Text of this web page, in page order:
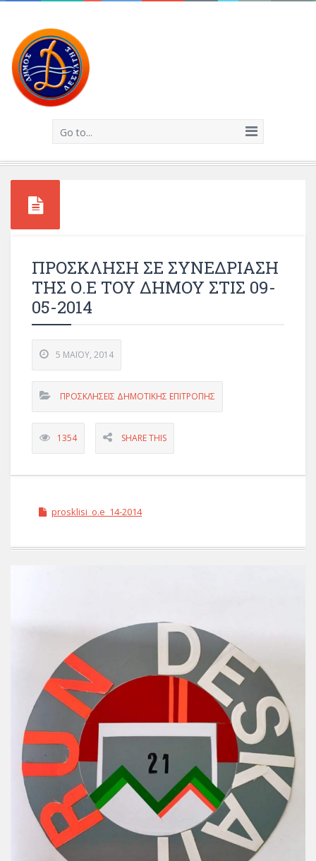
Go to...
ΠΡΟΣΚΛΗΣΗ ΣΕ ΣΥΝΕΔΡΙΑΣΗ
ΤΗΣ Ο.Ε ΤΟΥ ΔΗΜΟΥ ΣΤΙΣ 09-
05-2014
5 ΜΑΪ́ΟΥ, 2014
ΠΡΟΣΚΛΗΣΕΙΣ ΔΗΜΟΤΙΚΗΣ ΕΠΙΤΡΟΠΗΣ
1354 SHARE THIS
prosklisi_o.e_14-2014